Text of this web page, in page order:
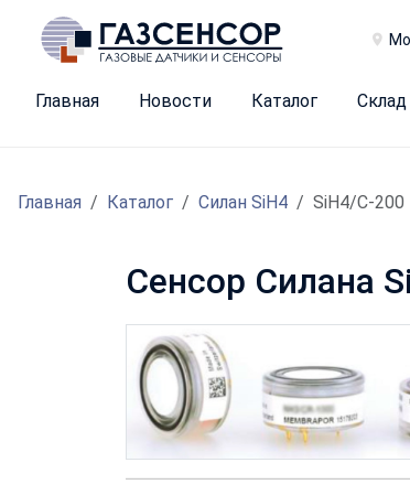
Главная Новости Каталог Склад
Главная Каталог Силан SiH4 SiH4/C-200
Сенсор Силана